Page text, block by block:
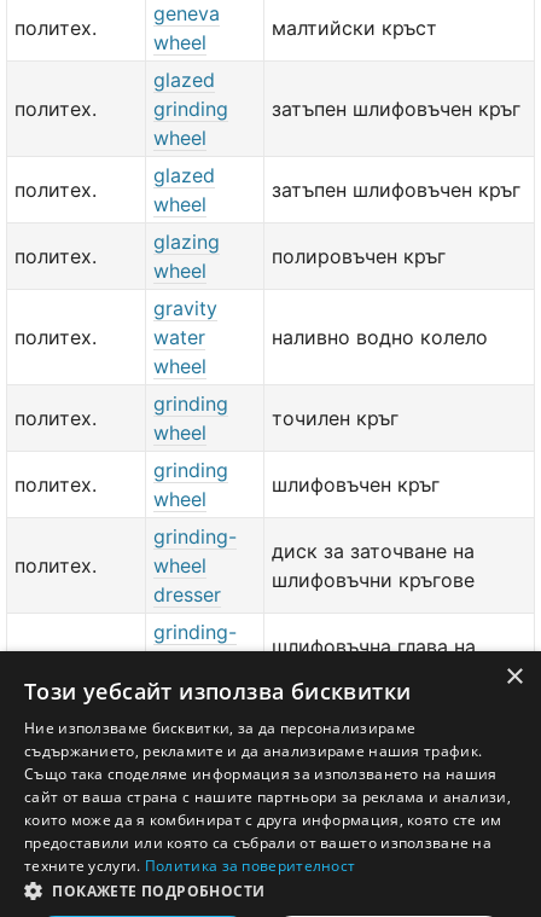
политех.
geneva
wheel
малтийски кръст
политех.
glazed
grinding
wheel
затъпен шлифовъчен кръг
политех.
glazed
wheel
затъпен шлифовъчен кръг
политех.
glazing
wheel
полировъчен кръг
политех.
gravity
water
wheel
наливно водно колело
политех.
grinding
wheel
точилен кръг
политех.
grinding
wheel
шлифовъчен кръг
политех.
grinding-
wheel
dresser
диск за заточване на
шлифовъчни кръгове
grinding-
head
шлифовъчна глава на
grinding-
wheel slide
шлифовъчен супорт
добави значение или преводтук
Английско - Български речник © Ezikov.com
×
Този уебсайт използва бисквитки
Ние използваме бисквитки, за да персонализираме
съдържанието, рекламите и да анализираме нашия трафик.
Също така споделяме информация за използването на нашия
сайт от ваша страна с нашите партньори за реклама и анализи,
които може да я комбинират с друга информация, която сте им
предоставили или която са събрали от вашето използване на
техните услуги. Политика за поверителност
ПОКАЖЕТЕ ПОДРОБНОСТИ